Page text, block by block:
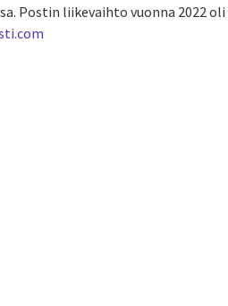
Postin liikevaihto vuonna 2022